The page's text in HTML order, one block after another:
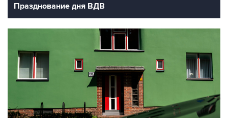
Празднование дня ВДВ